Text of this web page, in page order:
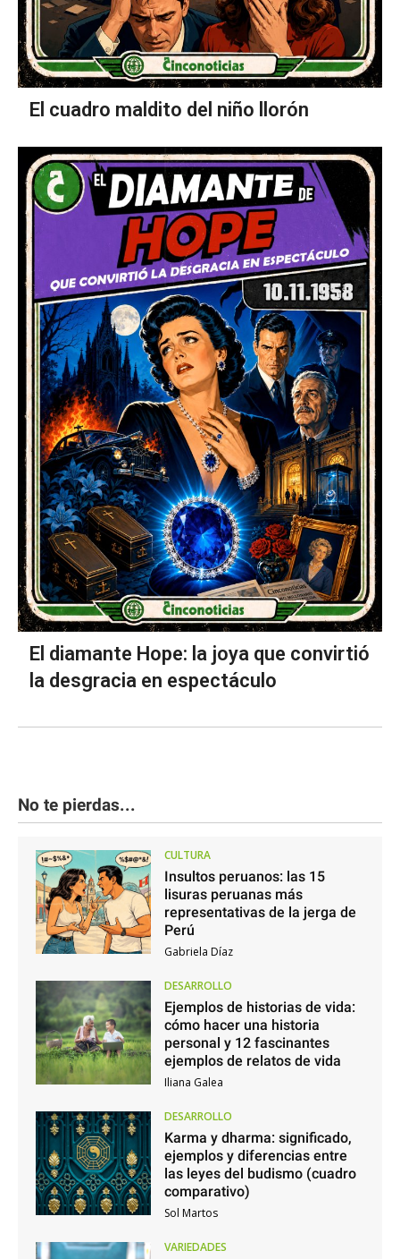
El cuadro maldito del niño llorón
El diamante Hope: la joya que convirtió
la desgracia en espectáculo
No te pierdas...
CULTURA
Insultos peruanos: las 15
lisuras peruanas más
representativas de la jerga de
Perú
Gabriela Díaz
DESARROLLO
Ejemplos de historias de vida:
cómo hacer una historia
personal y 12 fascinantes
ejemplos de relatos de vida
Iliana Galea
DESARROLLO
Karma y dharma: significado,
ejemplos y diferencias entre
las leyes del budismo (cuadro
comparativo)
Sol Martos
VARIEDADES